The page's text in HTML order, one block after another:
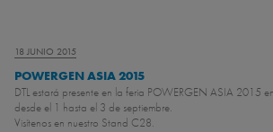
18 JUNIO 2015
POWERGEN ASIA 2015
DTL estará presente en la feria POWERGEN ASIA 2015
desde el 1 hasta el 3 de septiembre.
Visítenos en nuestro Stand C28.